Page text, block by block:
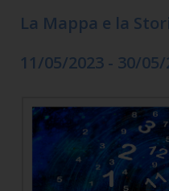
La Mappa e la
11/05/2023 - 30/